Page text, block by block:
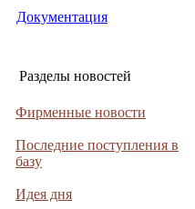
Документация
Разделы новостей
Фирменные новости
Последние поступления в
базу
Идея дня